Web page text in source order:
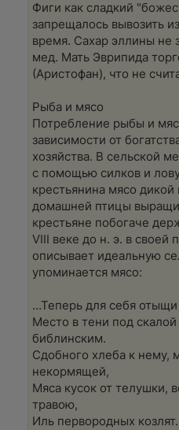
Фиги как сладкий
запрещалось вывозить
время. Сахар эллины не
мед. Мать Эврипида
(Аристофан), что не
Рыба и мясо
Потребление рыбы и
зависимости от
хозяйства. В сельской
с помощью силков и
крестьянина мясо
домашней птицы
крестьяне побогаче
VIII веке до н. э. в своей
описывает идеальную
упоминается мясо:
…Теперь для себя
Место в тени под
библинским.
Сдобного хлеба к нему,
некормящей,
Мяса кусок от телушки,
травою,
Иль первородных